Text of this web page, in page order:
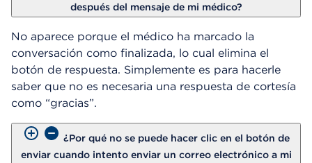
después del mensaje de mi médico?
No aparece porque el médico ha marcado la
conversación como finalizada, lo cual elimina el
botón de respuesta. Simplemente es para hacerle
saber que no es necesaria una respuesta de cortesía
como “gracias”.
¿Por qué no se puede hacer clic en el botón de
enviar cuando intento enviar un correo electrónico a mi